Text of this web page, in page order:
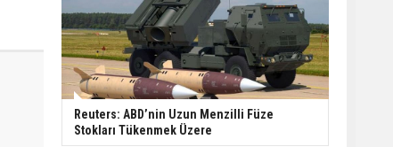
Reuters: ABD’nin Uzun Menzilli Füze
Stokları Tükenmek Üzere